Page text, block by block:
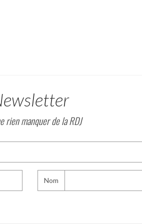
rien manquer de la RDJ
Nom